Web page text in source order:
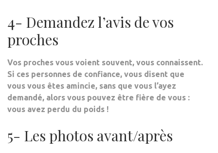
4- Demandez l’avis de vos
proches
Vos proches vous voient souvent, vous connaissent.
Si ces personnes de confiance, vous disent que
vous vous êtes amincie, sans que vous l’ayez
demandé, alors vous pouvez être fière de vous :
vous avez perdu du poids !
5- Les photos avant/après